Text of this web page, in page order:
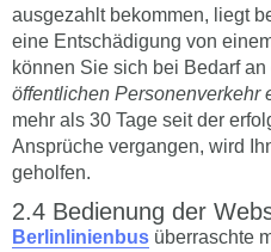
ausgezahlt bekommen, liegt
eine Entschädigung von
können Sie sich bei Bedarf an
öffentlichen Personenverkehr
mehr als 30 Tage seit der
Ansprüche vergangen, wird
geholfen.
Bedienung der
Berlinlinienbus überraschte